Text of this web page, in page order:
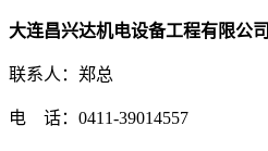
大连昌兴达机电设备工程有限公司
联系人：郑总
电 话：0411-39014557